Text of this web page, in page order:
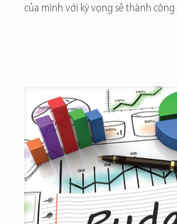
của mình với kỳ vọng sẽ thành